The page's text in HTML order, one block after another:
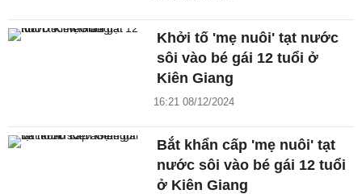
Khởi tố 'mẹ nuôi' tạt nước
sôi vào bé gái 12 tuổi ở
Kiên Giang
16:21 08/12/2024
Bắt khẩn cấp 'mẹ nuôi' tạt
nước sôi vào bé gái 12 tuổi
ở Kiên Giang